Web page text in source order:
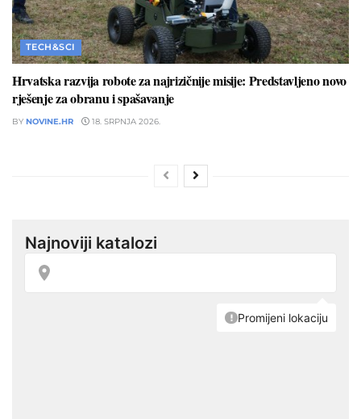
TECH&SCI
Hrvatska razvija robote za najrizičnije misije: Predstavljeno novo
rješenje za obranu i spašavanje
BY NOVINE.HR 18. SRPNJA 2026.